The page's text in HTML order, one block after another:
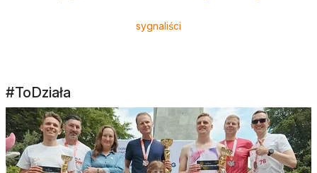
sygnaliści
#ToDziała